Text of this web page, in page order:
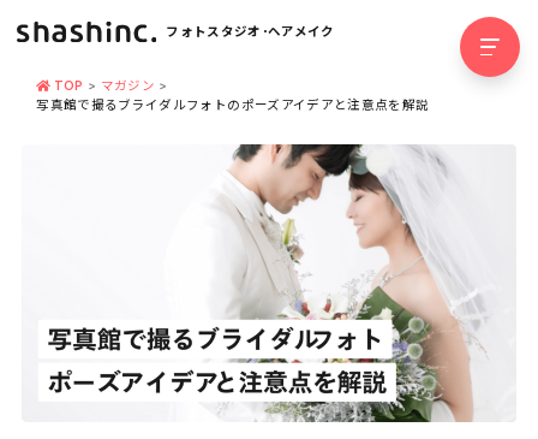
フォトスタジオ･ヘアメイク
TOP
マガジン
写真館で撮るブライダルフォトのポーズアイデアと注意点を解説